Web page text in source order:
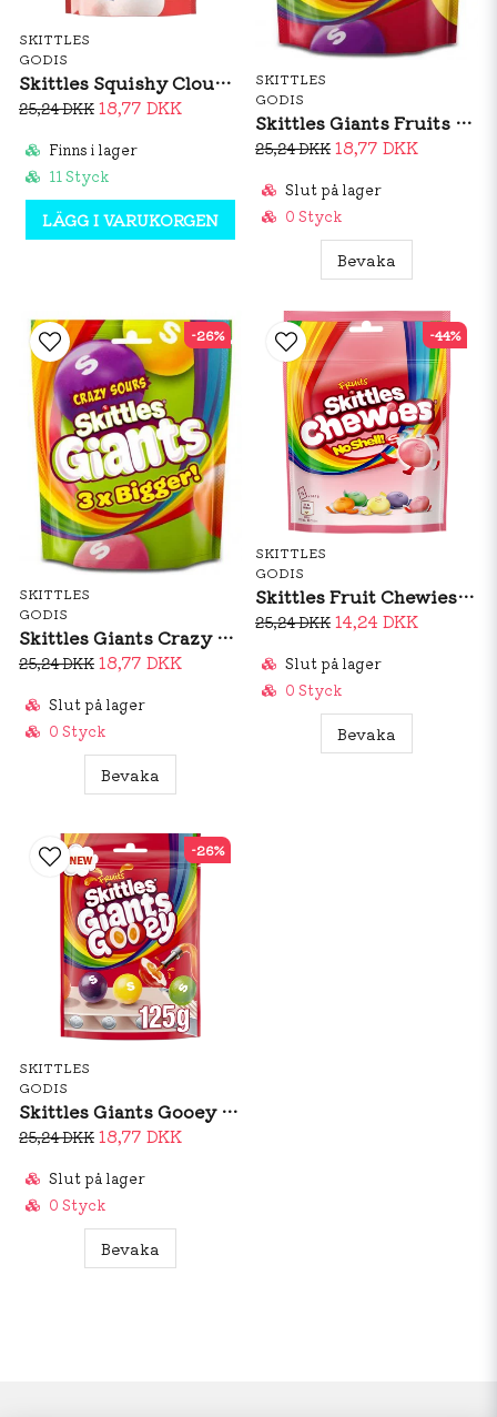
SKITTLES
GODIS
Skittles Squishy Clouds 94g
25,24 DKK 18,77 DKK
Finns i lager
11 Styck
LÄGG I VARUKORGEN
SKITTLES
GODIS
Skittles Giants Fruits 132g
25,24 DKK 18,77 DKK
Slut på lager
0 Styck
Bevaka
SKITTLES
GODIS
Skittles Giants Crazy Sours 132g
25,24 DKK 18,77 DKK
Slut på lager
0 Styck
Bevaka
-26%
SKITTLES
GODIS
Skittles Fruit Chewies 137g
25,24 DKK 14,24 DKK
Slut på lager
0 Styck
Bevaka
-44%
SKITTLES
GODIS
Skittles Giants Gooey 125g
25,24 DKK 18,77 DKK
Slut på lager
0 Styck
Bevaka
-26%